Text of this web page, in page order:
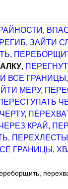
,
,ЗАЙТИ
,
,
ВСЕ ГРАНИЦЫ ,
МЕРУ,
,
КРАЙ ,
,
ГРАНИЦЫ ,